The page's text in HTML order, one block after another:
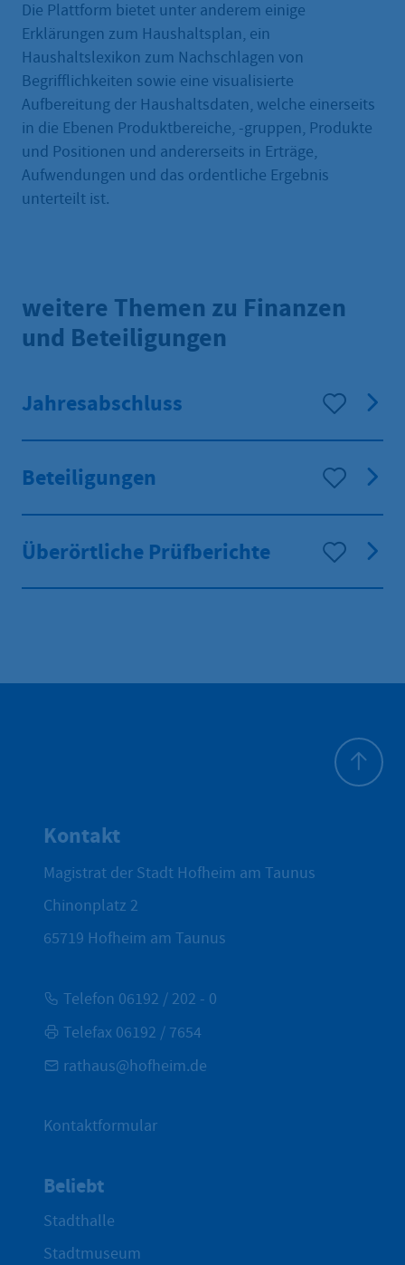
Die Plattform bietet unter anderem einige
Erklärungen zum Haushaltsplan, ein
Haushaltslexikon zum Nachschlagen von
Begrifflichkeiten sowie eine visualisierte
Aufbereitung der Haushaltsdaten, welche einerseits
in die Ebenen Produktbereiche, -gruppen, Produkte
und Positionen und andererseits in Erträge,
Aufwendungen und das ordentliche Ergebnis
unterteilt ist.
weitere Themen zu Finanzen
und Beteiligungen
Jahresabschluss
Beteiligungen
Überörtliche Prüfberichte
Kontakt
Magistrat der Stadt Hofheim am Taunus
Chinonplatz 2
65719 Hofheim am Taunus
Telefon 06192 / 202 - 0
Telefax 06192 / 7654
rathaus@hofheim.de
Kontaktformular
Beliebt
Stadthalle
Stadtmuseum